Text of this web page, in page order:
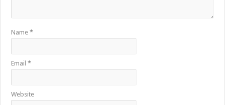
Name*
Email*
Website